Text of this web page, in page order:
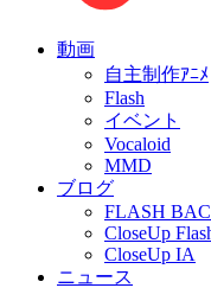
個人制作アニメを中心
動画
自主制作ｱﾆﾒ
Flash
イベント
Vocaloid
MMD
ブログ
FLASH
CloseUp
CloseUp IA
ニュース